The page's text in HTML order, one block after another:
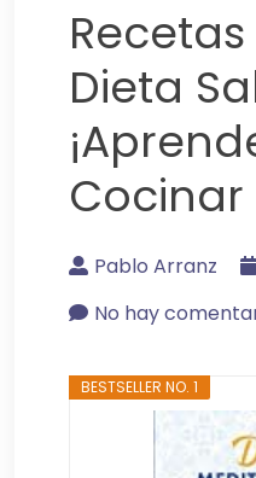
Dieta
Cocinar
Pablo Arranz
No hay
BESTSELLER NO. 1